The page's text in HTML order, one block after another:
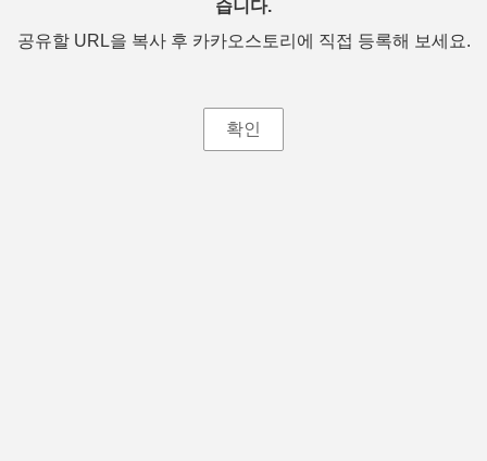
습니다.
공유할 URL을 복사 후 카카오스토리에 직접 등록해 보세요.
확인